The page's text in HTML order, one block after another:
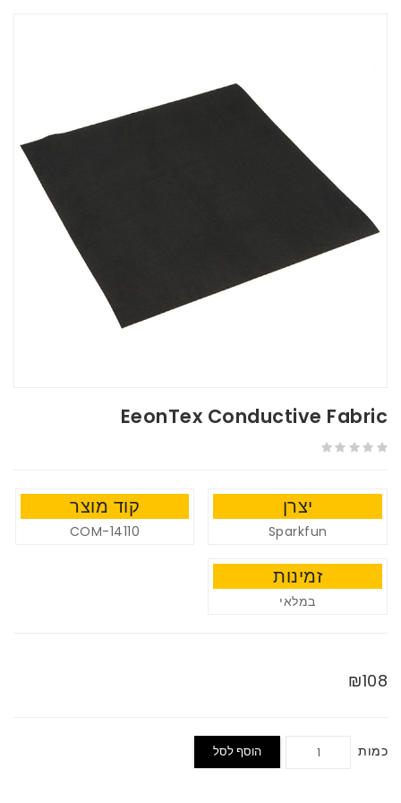
EeonTex Conductive Fabric
יצרן
Sparkfun
קוד מוצר
COM-14110
זמינות
במלאי
₪108
כמות הוסף לסל